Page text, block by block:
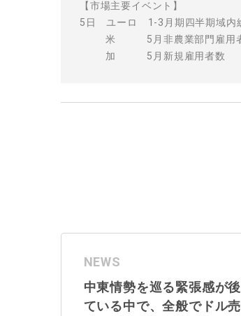
【市場主要イベント】
5日 ユーロ 1-3月期四半期域内
米 5月非農業部門雇用者
加 5月新規雇用者数
NEWS
中東情勢を巡る緊張感が
ている中で、全般でドル